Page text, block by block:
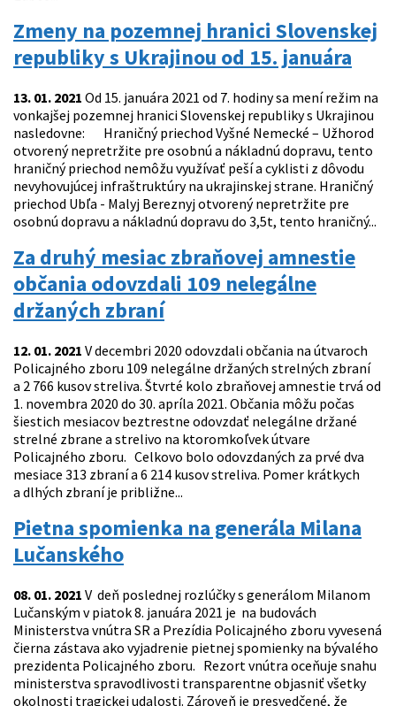
Zmeny na pozemnej hranici Slovenskej
republiky s Ukrajinou od 15. januára
13. 01. 2021 Od 15. januára 2021 od 7. hodiny sa mení režim na
vonkajšej pozemnej hranici Slovenskej republiky s Ukrajinou
nasledovne: Hraničný priechod Vyšné Nemecké – Užhorod
otvorený nepretržite pre osobnú a nákladnú dopravu, tento
hraničný priechod nemôžu využívať peší a cyklisti z dôvodu
nevyhovujúcej infraštruktúry na ukrajinskej strane. Hraničný
priechod Ubľa - Malyj Bereznyj otvorený nepretržite pre
osobnú dopravu a nákladnú dopravu do 3,5t, tento hraničný...
Za druhý mesiac zbraňovej amnestie
občania odovzdali 109 nelegálne
držaných zbraní
12. 01. 2021 V decembri 2020 odovzdali občania na útvaroch
Policajného zboru 109 nelegálne držaných strelných zbraní
a 2 766 kusov streliva. Štvrté kolo zbraňovej amnestie trvá od
1. novembra 2020 do 30. apríla 2021. Občania môžu počas
šiestich mesiacov beztrestne odovzdať nelegálne držané
strelné zbrane a strelivo na ktoromkoľvek útvare
Policajného zboru. Celkovo bolo odovzdaných za prvé dva
mesiace 313 zbraní a 6 214 kusov streliva. Pomer krátkych
a dlhých zbraní je približne...
Pietna spomienka na generála Milana
Lučanského
08. 01. 2021 V deň poslednej rozlúčky s generálom Milanom
Lučanským v piatok 8. januára 2021 je na budovách
Ministerstva vnútra SR a Prezídia Policajného zboru vyvesená
čierna zástava ako vyjadrenie pietnej spomienky na bývalého
prezidenta Policajného zboru. Rezort vnútra oceňuje snahu
ministerstva spravodlivosti transparentne objasniť všetky
okolnosti tragickej udalosti. Zároveň je presvedčené, že